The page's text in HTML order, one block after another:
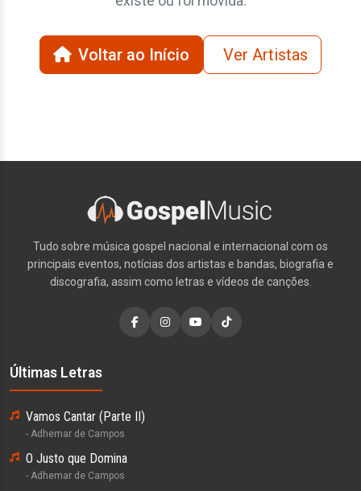
Voltar ao Início Ver Artistas
Tudo sobre música gospel nacional e internacional com os
principais eventos, notícias dos artistas e bandas, biografia e
discografia, assim como letras e vídeos de canções.
Últimas Letras
Vamos Cantar (Parte II)
- Adhemar de Campos
O Justo que Domina
- Adhemar de Campos